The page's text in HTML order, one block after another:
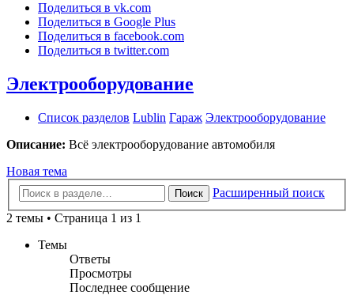
Поделиться в vk.com
Поделиться в Google Plus
Поделиться в facebook.com
Поделиться в twitter.com
Электрооборудование
Список разделов Lublin Гараж Электрооборудование
Описание: Всё электрооборудование автомобиля
Новая тема
Поиск
Расширенный поиск
2 темы • Страница 1 из 1
Темы
Ответы
Просмотры
Последнее сообщение